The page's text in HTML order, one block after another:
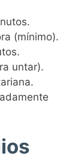
(mínimo).
untar).